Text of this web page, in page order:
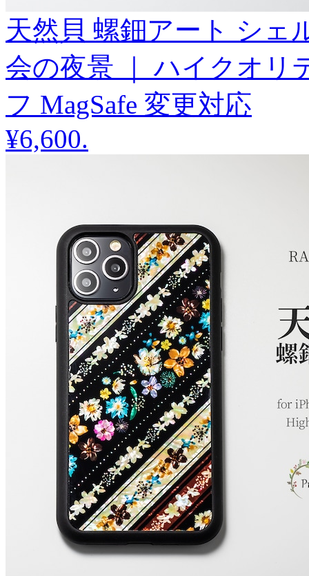
天然貝 螺鈿アート シェ
会の夜景 ｜ ハイクオリ
フ MagSafe 変更対応
¥6,600.